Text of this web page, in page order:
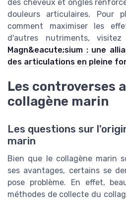
des cheveux et ongles
douleurs articulaires. Pour
comment maximiser les
d'autres nutriments, visitez
Magn&eacute;sium : une
des articulations en pleine
Les controverses
collagène marin
Les questions sur
marin
Bien que le collagène marin
ses avantages, certains se
pose problème. En effet,
méthodes de collecte du